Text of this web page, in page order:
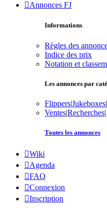
Annonces FJ
Informations
Règles des
Indice des prix
Notation et
Les annonces par
Flippers|Jukeboxes|
Ventes|Recherches|
Toutes les annonces
Wiki
Agenda
FAQ
Connexion
Inscription